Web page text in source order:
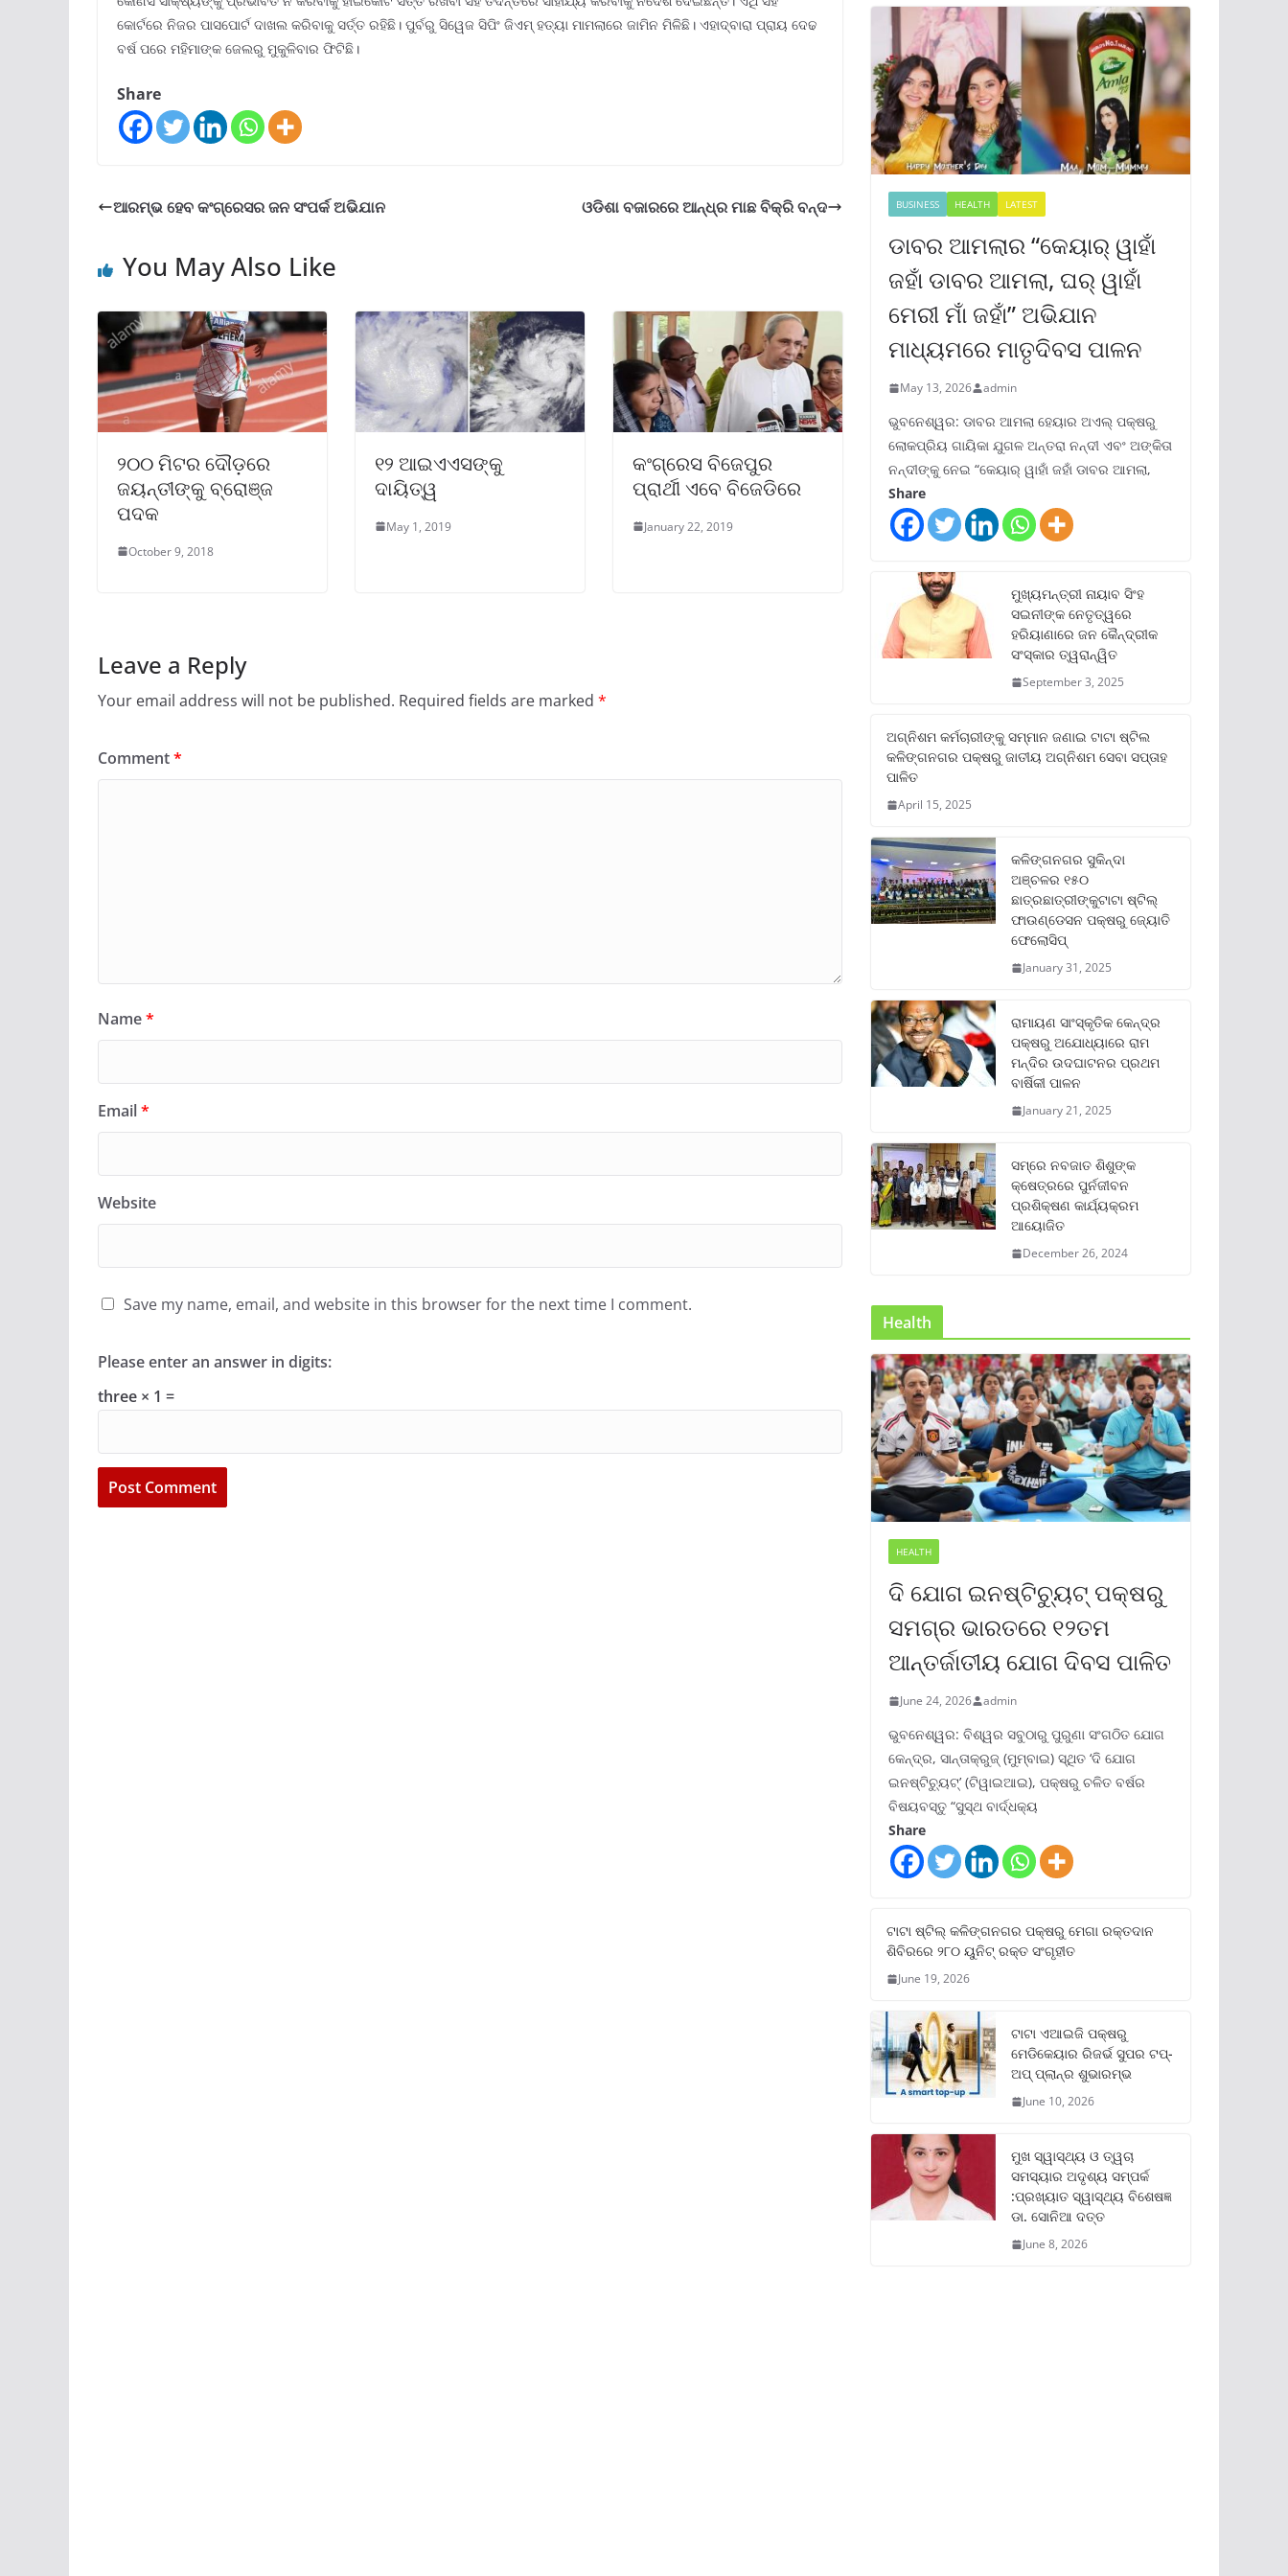
କୋର୍ଟରେ ନିଜର ପାସପୋର୍ଟ ଦାଖଲ କରିବାକୁ ସର୍ତ୍ତ ରହିଛି। ପୁର୍ବରୁ ସିୱେଜ ସିପିଂ ଜିଏମ୍ ହତ୍ୟା ମାମଲାରେ ଜାମିନ ମିଳିଛି। ଏହାଦ୍ବାରା ପ୍ରାୟ ଦେଢ
ବର୍ଷ ପରେ ମହିମାଙ୍କ ଜେଲରୁ ମୁକୁଳିବାର ଫିଟିଛି।
Share
ଆରମ୍ଭ ହେବ କଂଗ୍ରେସର ଜନ ସଂପର୍କ ଅଭିଯାନ ଓଡିଶା ବଜାରରେ ଆନ୍ଧ୍ର ମାଛ ବିକ୍ରି ବନ୍ଦ
You May Also Like
୨୦୦ ମିଟର ଦୌଡ଼ରେ
ଜୟନ୍ତୀଙ୍କୁ ବ୍ରୋଞ୍ଜ
ପଦକ
October 9, 2018
୧୨ ଆଇଏଏସଙ୍କୁ
ଦାୟିତ୍ୱ
May 1, 2019
କଂଗ୍ରେସ ବିଜେପୁର
ପ୍ରାର୍ଥୀ ଏବେ ବିଜେଡିରେ
January 22, 2019
Leave a Reply
Your email address will not be published. Required fields are marked *
Comment*
Name*
Email*
Website
Save my name, email, and website in this browser for the next time I comment.
Please enter an answer in digits:
three × 1 =
BUSINESS HEALTH LATEST
ଡାବର ଆମଲାର “କେୟାର୍ ୱାହାଁ
ଜହାଁ ଡାବର ଆମଲା, ଘର୍ ୱାହାଁ
ମେରୀ ମାଁ ଜହାଁ” ଅଭିଯାନ
ମାଧ୍ୟମରେ ମାତୃଦିବସ ପାଳନ
May 13, 2026 admin
ଭୁବନେଶ୍ୱର: ଡାବର ଆମଲା ହେୟାର ଅଏଲ୍ ପକ୍ଷରୁ
ଲୋକପ୍ରିୟ ଗାୟିକା ଯୁଗଳ ଅନ୍ତରା ନନ୍ଦୀ ଏବଂ ଅଙ୍କିତା
ନନ୍ଦୀଙ୍କୁ ନେଇ “କେୟାର୍ ୱାହାଁ ଜହାଁ ଡାବର ଆମଲା,
Share
ମୁଖ୍ୟମନ୍ତ୍ରୀ ନାୟାବ ସିଂହ
ସଇନୀଙ୍କ ନେତୃତ୍ୱରେ
ହରିୟାଣାରେ ଜନ କୈନ୍ଦ୍ରୀକ
ସଂସ୍କାର ତ୍ୱରାନ୍ୱିତ
September 3, 2025
ଅଗ୍ନିଶମ କର୍ମଚାରୀଙ୍କୁ ସମ୍ମାନ ଜଣାଇ ଟାଟା ଷ୍ଟିଲ
କଳିଙ୍ଗନଗର ପକ୍ଷରୁ ଜାତୀୟ ଅଗ୍ନିଶମ ସେବା ସପ୍ତାହ
ପାଳିତ
April 15, 2025
କଳିଙ୍ଗନଗର ସୁକିନ୍ଦା
ଅଞ୍ଚଳର ୧୫୦
ଛାତ୍ରଛାତ୍ରୀଙ୍କୁଟାଟା ଷ୍ଟିଲ୍
ଫାଉଣ୍ଡେସନ ପକ୍ଷରୁ ଜ୍ୟୋତି
ଫେଲୋସିପ୍‌
January 31, 2025
ରାମାୟଣ ସାଂସ୍କୃତିକ କେନ୍ଦ୍ର
ପକ୍ଷରୁ ଅଯୋଧ୍ୟାରେ ରାମ
ମନ୍ଦିର ଉଦଘାଟନର ପ୍ରଥମ
ବାର୍ଷିକୀ ପାଳନ
January 21, 2025
ସମ୍‌ରେ ନବଜାତ ଶିଶୁଙ୍କ
କ୍ଷେତ୍ରରେ ପୁର୍ନଜୀବନ
ପ୍ରଶିକ୍ଷଣ କାର୍ଯ୍ୟକ୍ରମ
ଆୟୋଜିତ
December 26, 2024
Health
HEALTH
ଦି ଯୋଗ ଇନଷ୍ଟିଚ୍ୟୁଟ୍ ପକ୍ଷରୁ
ସମଗ୍ର ଭାରତରେ ୧୨ତମ
ଆନ୍ତର୍ଜାତୀୟ ଯୋଗ ଦିବସ ପାଳିତ
June 24, 2026 admin
ଭୁବନେଶ୍ୱର: ବିଶ୍ୱର ସବୁଠାରୁ ପୁରୁଣା ସଂଗଠିତ ଯୋଗ
କେନ୍ଦ୍ର, ସାନ୍ତାକ୍ରୁଜ୍ (ମୁମ୍ବାଇ) ସ୍ଥିତ ‘ଦି ଯୋଗ
ଇନଷ୍ଟିଚ୍ୟୁଟ୍‌’ (ଟିୱାଇଆଇ), ପକ୍ଷରୁ ଚଳିତ ବର୍ଷର
ବିଷୟବସ୍ତୁ “ସୁସ୍ଥ ବାର୍ଦ୍ଧକ୍ୟ
Share
ଟାଟା ଷ୍ଟିଲ୍‌ କଳିଙ୍ଗନଗର ପକ୍ଷରୁ ମେଗା ରକ୍ତଦାନ
ଶିବିରରେ ୨୮୦ ୟୁନିଟ୍‌ ରକ୍ତ ସଂଗୃହୀତ
June 19, 2026
ଟାଟା ଏଆଇଜି ପକ୍ଷରୁ
ମେଡିକେୟାର ରିଜର୍ଭ ସୁପର ଟପ୍‌-
ଅପ୍ ପ୍ଲାନ୍‌ର ଶୁଭାରମ୍ଭ
June 10, 2026
ମୁଖ ସ୍ୱାସ୍ଥ୍ୟ ଓ ତ୍ୱଚା
ସମସ୍ୟାର ଅଦୃଶ୍ୟ ସମ୍ପର୍କ
:ପ୍ରଖ୍ୟାତ ସ୍ୱାସ୍ଥ୍ୟ ବିଶେଷଜ୍ଞ
ଡା. ସୋନିଆ ଦତ୍ତ
June 8, 2026